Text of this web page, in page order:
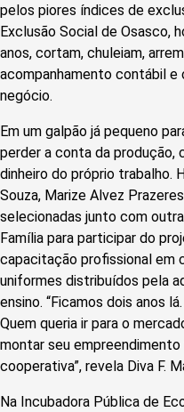
pelos piores índices de
Exclusão Social de Osasco,
anos, cortam, chuleiam,
acompanhamento contábil e
negócio.
Em um galpão já pequeno
perder a conta da
dinheiro do próprio trabalho.
Souza, Marize Alvez
selecionadas junto com
Família para participar do
capacitação profissional em
uniformes distribuídos pela
ensino. “Ficamos dois anos
Quem queria ir para o
montar seu
cooperativa”, revela Diva F.
Na Incubadora Pública de